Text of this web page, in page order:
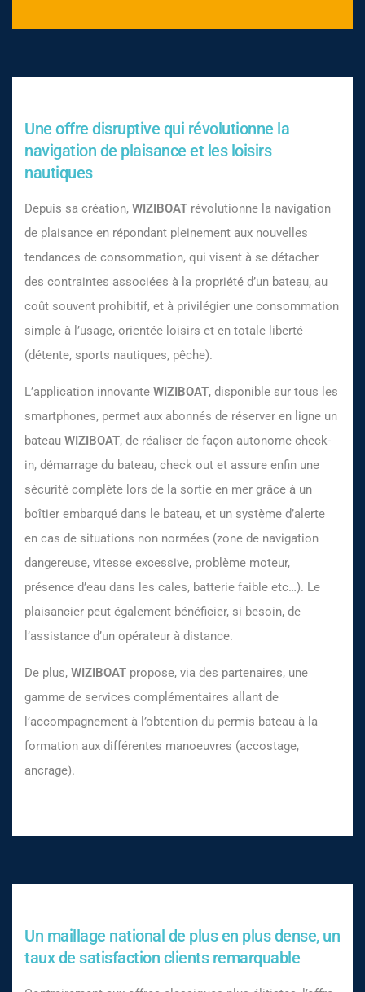
Une offre disruptive qui révolutionne la
navigation de plaisance et les loisirs
nautiques
Depuis sa création, WIZIBOAT révolutionne la navigation
de plaisance en répondant pleinement aux nouvelles
tendances de consommation, qui visent à se détacher
des contraintes associées à la propriété d’un bateau, au
coût souvent prohibitif, et à privilégier une consommation
simple à l’usage, orientée loisirs et en totale liberté
(détente, sports nautiques, pêche).
L’application innovante WIZIBOAT, disponible sur tous les
smartphones, permet aux abonnés de réserver en ligne un
bateau WIZIBOAT, de réaliser de façon autonome check-
in, démarrage du bateau, check out et assure enfin une
sécurité complète lors de la sortie en mer grâce à un
boîtier embarqué dans le bateau, et un système d’alerte
en cas de situations non normées (zone de navigation
dangereuse, vitesse excessive, problème moteur,
présence d’eau dans les cales, batterie faible etc…). Le
plaisancier peut également bénéficier, si besoin, de
l’assistance d’un opérateur à distance.
De plus, WIZIBOAT propose, via des partenaires, une
gamme de services complémentaires allant de
l’accompagnement à l’obtention du permis bateau à la
formation aux différentes manoeuvres (accostage,
ancrage).
Un maillage national de plus en plus dense, un
taux de satisfaction clients remarquable